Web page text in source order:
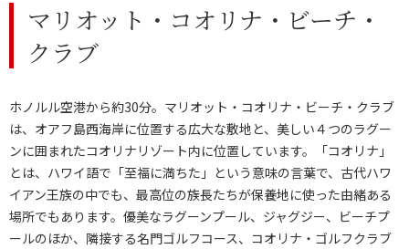
マリオット・コオリナ・ビーチ・
クラブ
ホノルル空港から約30分。マリオット・コオリナ・ビーチ・クラブ
は、オアフ島西海岸に位置する広大な敷地と、美しい４つのラグー
ンに囲まれたコオリナリゾート内に位置しています。「コオリナ」
とは、ハワイ語で「至福に満ちた」という意味の言葉で、古代ハワ
イアン王族の中でも、最高位の族長たちが保養地に使った由緒ある
場所でもあります。優美なラグーンプール、ジャグジー、ビーチプ
ールのほか、隣接する名門ゴルフコース、コオリナ・ゴルフクラブ